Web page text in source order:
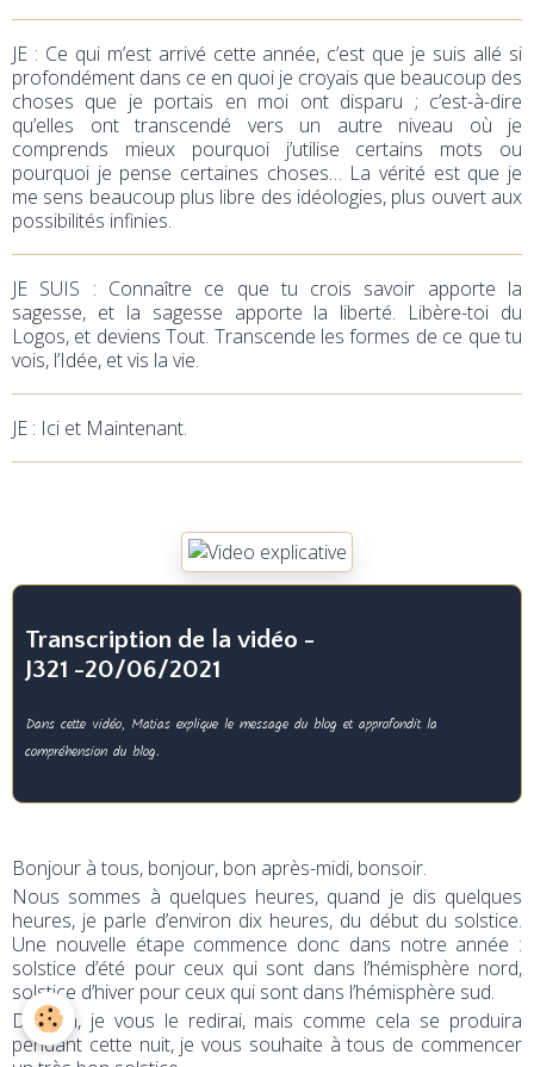
JE : Ce qui m’est arrivé cette année, c’est que je suis allé si
profondément dans ce en quoi je croyais que beaucoup des
choses que je portais en moi ont disparu ; c’est-à-dire
qu’elles ont transcendé vers un autre niveau où je
comprends mieux pourquoi j’utilise certains mots ou
pourquoi je pense certaines choses… La vérité est que je
me sens beaucoup plus libre des idéologies, plus ouvert aux
possibilités infinies.
JE SUIS : Connaître ce que tu crois savoir apporte la
sagesse, et la sagesse apporte la liberté. Libère-toi du
Logos, et deviens Tout. Transcende les formes de ce que tu
vois, l’Idée, et vis la vie.
JE : Ici et Maintenant.
Transcription de la vidéo -
J321 -20/06/2021
Dans cette vidéo, Matias explique le message du blog et approfondit la
compréhension du blog.
Bonjour à tous, bonjour, bon après-midi, bonsoir.
Nous sommes à quelques heures, quand je dis quelques
heures, je parle d’environ dix heures, du début du solstice.
Une nouvelle étape commence donc dans notre année :
solstice d’été pour ceux qui sont dans l’hémisphère nord,
solstice d’hiver pour ceux qui sont dans l’hémisphère sud.
Demain, je vous le redirai, mais comme cela se produira
pendant cette nuit, je vous souhaite à tous de commencer